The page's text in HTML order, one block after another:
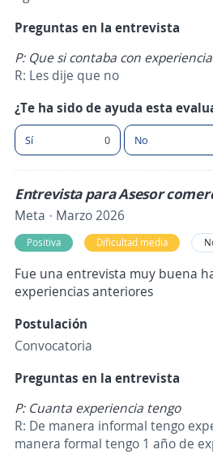
Preguntas en la entrevista
P: Que si contaba con experiencia
R: Les dije que no
¿Te ha sido de ayuda esta
Sí 0 No
Entrevista para Asesor
Meta · Marzo 2026
Positiva Dificultad media
Fue una entrevista muy buena
experiencias anteriores
Postulación
Convocatoria
Preguntas en la entrevista
P: Cuanta experiencia tengo
R: De manera informal tengo
manera formal tengo 1 año de